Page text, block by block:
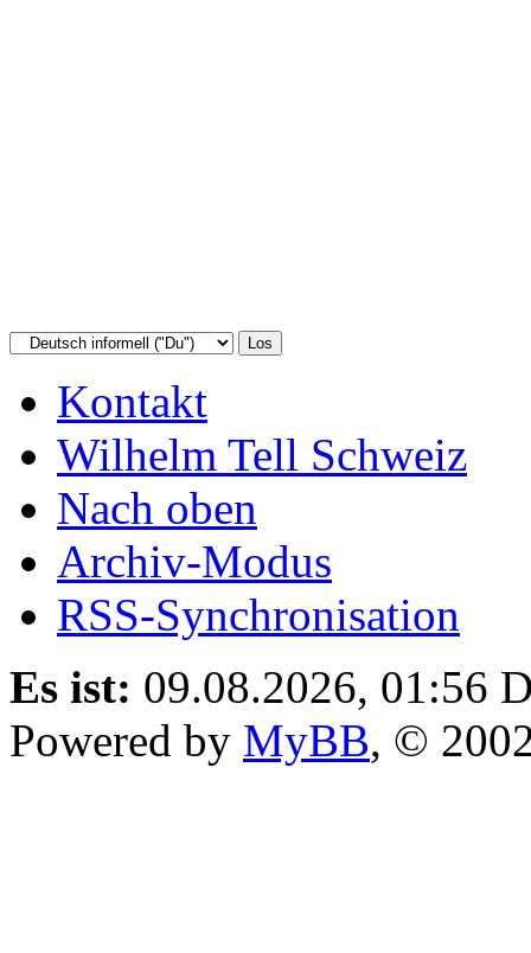
Kontakt
Wilhelm Tell Schweiz
Nach oben
Archiv-Modus
RSS-Synchronisation
Es ist: 09.08.2026, 01:56
Powered by MyBB, ©